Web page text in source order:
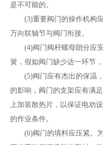
是不可能的。
(3)重要阀门的操作机构应
万向联轴节与阀门衔接。
(4)阀门阀杆螺母朗分应安
簧，假如阀门缺少达一环节
(5)阀门应有杰出的保温，
的影响，阀门的支架应有满
上加装散热片，以保证电劝
的作业条件。
(6)阀门的填料应压紧。为